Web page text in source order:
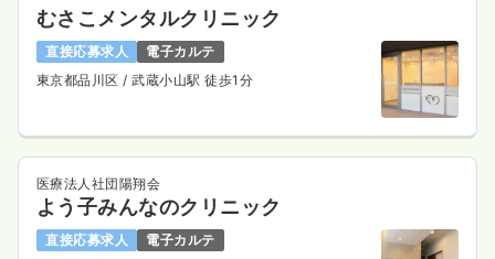
むさこメンタルクリニック
直接応募求人
電子カルテ
東京都品川区/ 武蔵小山駅 徒歩1分
医療法人社団陽翔会
よう子みんなのクリニック
直接応募求人
電子カルテ